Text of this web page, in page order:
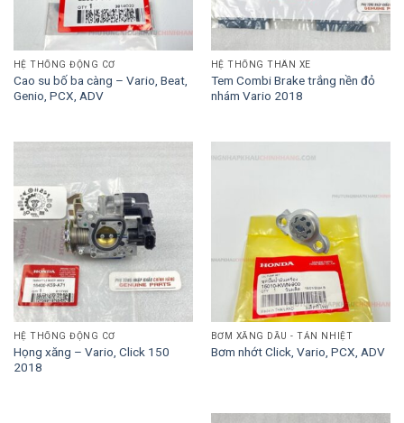
HỆ THỐNG ĐỘNG CƠ
Cao su bố ba càng – Vario, Beat,
Genio, PCX, ADV
HỆ THỐNG THÂN XE
Tem Combi Brake trắng nền đỏ
nhám Vario 2018
HỆ THỐNG ĐỘNG CƠ
Họng xăng – Vario, Click 150
2018
BƠM XĂNG DẦU - TẢN NHIỆT
Bơm nhớt Click, Vario, PCX, ADV